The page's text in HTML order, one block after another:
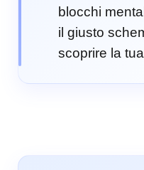
blocchi
il giusto
scoprire la